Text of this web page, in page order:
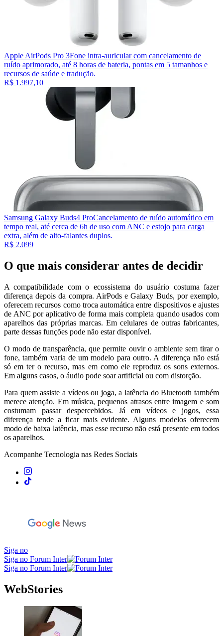
Apple AirPods Pro 3Fone intra-auricular com cancelamento de
ruído aprimorado, até 8 horas de bateria, pontas em 5 tamanhos e
recursos de saúde e tradução.
R$ 1.997,10
Samsung Galaxy Buds4 ProCancelamento de ruído automático em
tempo real, até cerca de 6h de uso com ANC e estojo para carga
extra, além de alto-falantes duplos.
R$ 2.099
O que mais considerar antes de decidir
A compatibilidade com o ecossistema do usuário costuma fazer
diferença depois da compra. AirPods e Galaxy Buds, por exemplo,
oferecem recursos como troca automática entre dispositivos e ajustes
de ANC por aplicativo de forma mais completa quando usados com
aparelhos das próprias marcas. Em celulares de outras fabricantes,
parte dessas funções pode não estar disponível.
O modo de transparência, que permite ouvir o ambiente sem tirar o
fone, também varia de um modelo para outro. A diferença não está
só em ter o recurso, mas em como ele reproduz os sons externos.
Em alguns casos, o áudio pode soar artificial ou com distorção.
Para quem assiste a vídeos ou joga, a latência do Bluetooth também
merece atenção. Em música, pequenos atrasos entre imagem e som
costumam passar despercebidos. Já em vídeos e jogos, essa
diferença tende a ficar mais evidente. Alguns modelos oferecem
modo de baixa latência, mas esse recurso não está presente em todos
os aparelhos.
Acompanhe Tecnologia nas Redes Sociais
Siga no
Siga no Forum Inter
Siga no Forum Inter
WebStories